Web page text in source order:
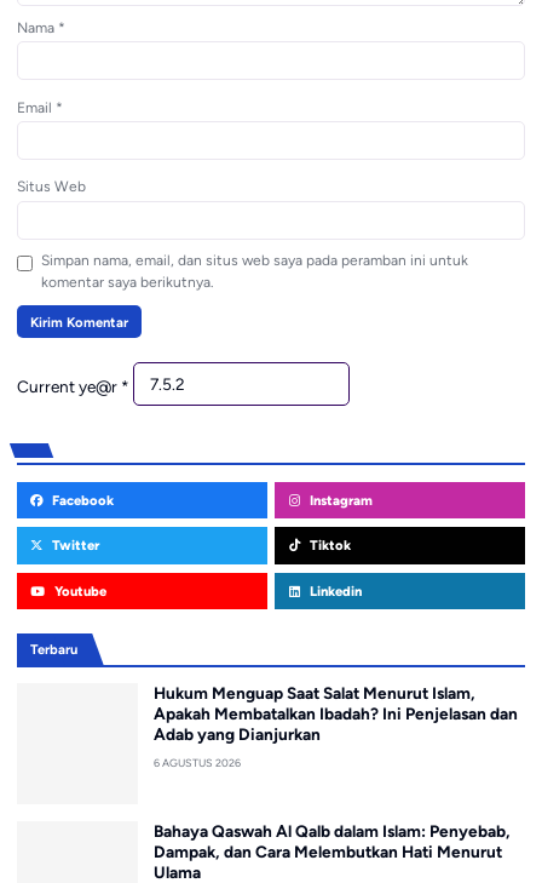
Nama *
Email *
Situs Web
Simpan nama, email, dan situs web saya pada peramban ini untuk
komentar saya berikutnya.
Current ye@r *
Facebook Instagram
Twitter Tiktok
Youtube Linkedin
Terbaru
Hukum Menguap Saat Salat Menurut Islam,
Apakah Membatalkan Ibadah? Ini Penjelasan dan
Adab yang Dianjurkan
6 AGUSTUS 2026
Bahaya Qaswah Al Qalb dalam Islam: Penyebab,
Dampak, dan Cara Melembutkan Hati Menurut
Ulama